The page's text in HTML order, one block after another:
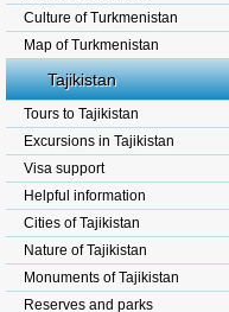
Culture of Turkmenistan
Map of Turkmenistan
Tajikistan
Tours to Tajikistan
Excursions in Tajikistan
Visa support
Helpful information
Cities of Tajikistan
Nature of Tajikistan
Monuments of Tajikistan
Reserves and parks